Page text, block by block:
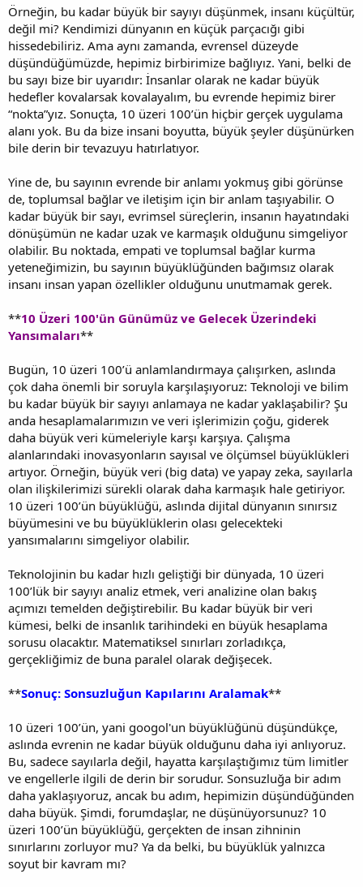
Örneğin, bu kadar büyük bir sayıyı düşünmek, insanı küçültür,
değil mi? Kendimizi dünyanın en küçük parçacığı gibi
hissedebiliriz. Ama aynı zamanda, evrensel düzeyde
düşündüğümüzde, hepimiz birbirimize bağlıyız. Yani, belki de
bu sayı bize bir uyarıdır: İnsanlar olarak ne kadar büyük
hedefler kovalarsak kovalayalım, bu evrende hepimiz birer
“nokta”yız. Sonuçta, 10 üzeri 100’ün hiçbir gerçek uygulama
alanı yok. Bu da bize insani boyutta, büyük şeyler düşünürken
bile derin bir tevazuyu hatırlatıyor.
Yine de, bu sayının evrende bir anlamı yokmuş gibi görünse
de, toplumsal bağlar ve iletişim için bir anlam taşıyabilir. O
kadar büyük bir sayı, evrimsel süreçlerin, insanın hayatındaki
dönüşümün ne kadar uzak ve karmaşık olduğunu simgeliyor
olabilir. Bu noktada, empati ve toplumsal bağlar kurma
yeteneğimizin, bu sayının büyüklüğünden bağımsız olarak
insanı insan yapan özellikler olduğunu unutmamak gerek.
**10 Üzeri 100'ün Günümüz ve Gelecek Üzerindeki
Yansımaları**
Bugün, 10 üzeri 100’ü anlamlandırmaya çalışırken, aslında
çok daha önemli bir soruyla karşılaşıyoruz: Teknoloji ve bilim
bu kadar büyük bir sayıyı anlamaya ne kadar yaklaşabilir? Şu
anda hesaplamalarımızın ve veri işlerimizin çoğu, giderek
daha büyük veri kümeleriyle karşı karşıya. Çalışma
alanlarındaki inovasyonların sayısal ve ölçümsel büyüklükleri
artıyor. Örneğin, büyük veri (big data) ve yapay zeka, sayılarla
olan ilişkilerimizi sürekli olarak daha karmaşık hale getiriyor.
10 üzeri 100’ün büyüklüğü, aslında dijital dünyanın sınırsız
büyümesini ve bu büyüklüklerin olası gelecekteki
yansımalarını simgeliyor olabilir.
Teknolojinin bu kadar hızlı geliştiği bir dünyada, 10 üzeri
100’lük bir sayıyı analiz etmek, veri analizine olan bakış
açımızı temelden değiştirebilir. Bu kadar büyük bir veri
kümesi, belki de insanlık tarihindeki en büyük hesaplama
sorusu olacaktır. Matematiksel sınırları zorladıkça,
gerçekliğimiz de buna paralel olarak değişecek.
**Sonuç: Sonsuzluğun Kapılarını Aralamak**
10 üzeri 100’ün, yani googol'un büyüklüğünü düşündükçe,
aslında evrenin ne kadar büyük olduğunu daha iyi anlıyoruz.
Bu, sadece sayılarla değil, hayatta karşılaştığımız tüm limitler
ve engellerle ilgili de derin bir sorudur. Sonsuzluğa bir adım
daha yaklaşıyoruz, ancak bu adım, hepimizin düşündüğünden
daha büyük. Şimdi, forumdaşlar, ne düşünüyorsunuz? 10
üzeri 100’ün büyüklüğü, gerçekten de insan zihninin
sınırlarını zorluyor mu? Ya da belki, bu büyüklük yalnızca
soyut bir kavram mı?